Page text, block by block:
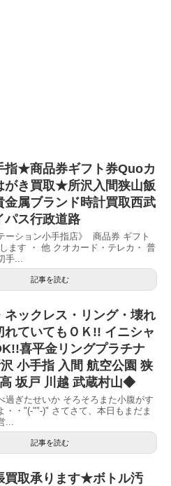
★商品券ギフト券Quoカ
がき買取★所沢入間狭山飯
金属ブランド時計買取西武
パス行政道路
ーション小手指店》 商品券 ギフト
ます ・ 他 クオカード・テレカ・ 普
手...
記事を読む
ックレス・リング・壊れ
れていてもＯＫ!! イニシャ
喜平金リングプラチナ
小手指 入間 航空公園 狭
坂戸 川越 武蔵村山◆
過ぎたせいか そろそろまた小腹がす
・・"(-""-)" さてさて、本日もまだま
...
記事を読む
取承ります★ボトル汚